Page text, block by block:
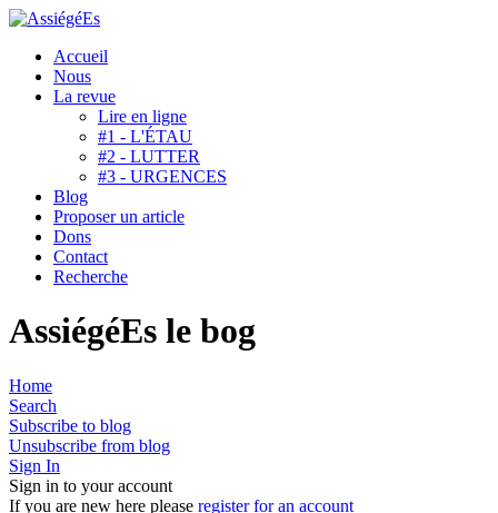
Accueil
Nous
La revue
Lire en ligne
#1 - L'ÉTAU
#2 - LUTTER
#3 - URGENCES
Blog
Proposer un article
Dons
Contact
Recherche
AssiégéEs le bog
Home
Search
Subscribe to blog
Unsubscribe from blog
Sign In
Sign in to your account
If you are new here please register for an account